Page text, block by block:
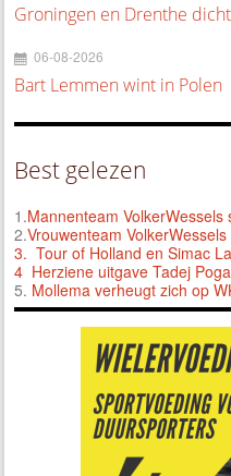
Groningen en Drenthe
06-08-2026
Bart Lemmen wint in Polen
Best gelezen
1.Mannenteam VolkerWessels
2.Vrouwenteam
3. Tour of Holland en Simac
4 Herziene uitgave Tadej
5. Mollema verheugt zich op